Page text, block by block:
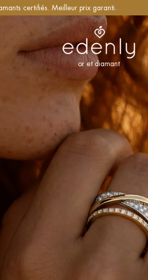
certifiés. Meilleur prix garanti.
or et diamant